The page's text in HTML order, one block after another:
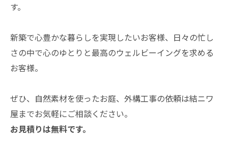
す。
新築で心豊かな暮らしを実現したいお客様、日々の忙し
さの中で心のゆとりと最高のウェルビーイングを求める
お客様。
ぜひ、自然素材を使ったお庭、外構工事の依頼は結ニワ
屋までお気軽にご相談ください。
お見積りは無料です。